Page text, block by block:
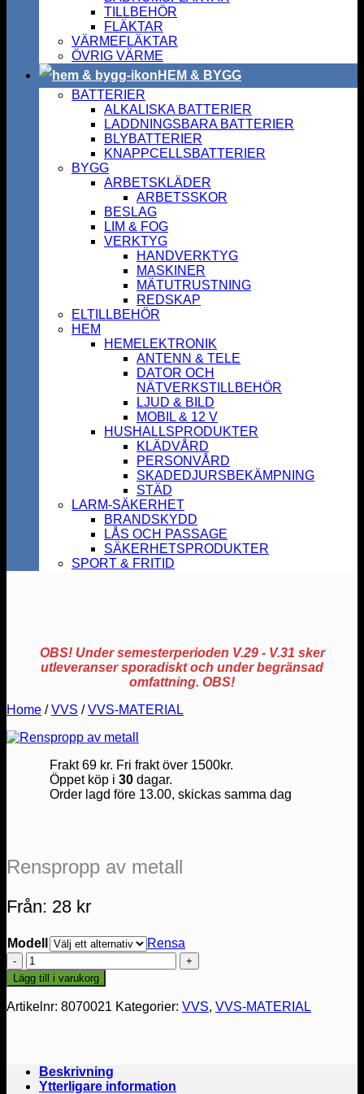
TILLBEHÖR
FLÄKTAR
VÄRMEFLÄKTAR
ÖVRIG VÄRME
HEM & BYGG
BATTERIER
ALKALISKA BATTERIER
LADDNINGSBARA BATTERIER
BLYBATTERIER
KNAPPCELLSBATTERIER
BYGG
ARBETSKLÄDER
ARBETSSKOR
BESLAG
LIM & FOG
VERKTYG
HANDVERKTYG
MASKINER
MÄTUTRUSTNING
REDSKAP
ELTILLBEHÖR
HEM
HEMELEKTRONIK
ANTENN & TELE
DATOR OCH
NÄTVERKSTILLBEHÖR
LJUD & BILD
MOBIL & 12 V
HUSHALLSPRODUKTER
KLÄDVÅRD
PERSONVÅRD
SKADEDJURSBEKÄMPNING
STÄD
LARM-SÄKERHET
BRANDSKYDD
LÅS OCH PASSAGE
SÄKERHETSPRODUKTER
SPORT & FRITID
OBS! Under semesterperioden V.29 - V.31 sker
utleveranser sporadiskt och under begränsad
omfattning. OBS!
Home / VVS / VVS-MATERIAL
Frakt 69 kr. Fri frakt över 1500kr.
Öppet köp i 30dagar.
Order lagd före 13.00, skickas samma dag
Renspropp av metall
Från: 28 kr
Modell
Rensa
Renspropp
av
metall
mängd
Lägg till i varukorg
Artikelnr: 8070021 Kategorier: VVS, VVS-MATERIAL
Beskrivning
Ytterligare information